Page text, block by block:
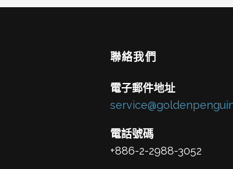
聯絡我們
電子郵件地址
電話號碼
+886-2-2988-3052